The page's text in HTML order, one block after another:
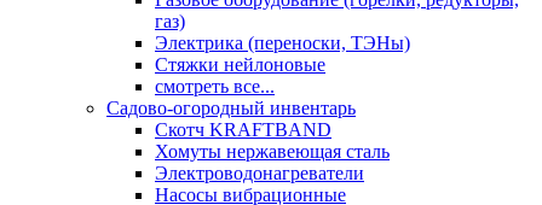
газ)
Электрика (переноски, ТЭНы)
Стяжки нейлоновые
смотреть все...
Садово-огородный инвентарь
Скотч KRAFTBAND
Хомуты нержавеющая сталь
Электроводонагреватели
Насосы вибрационные